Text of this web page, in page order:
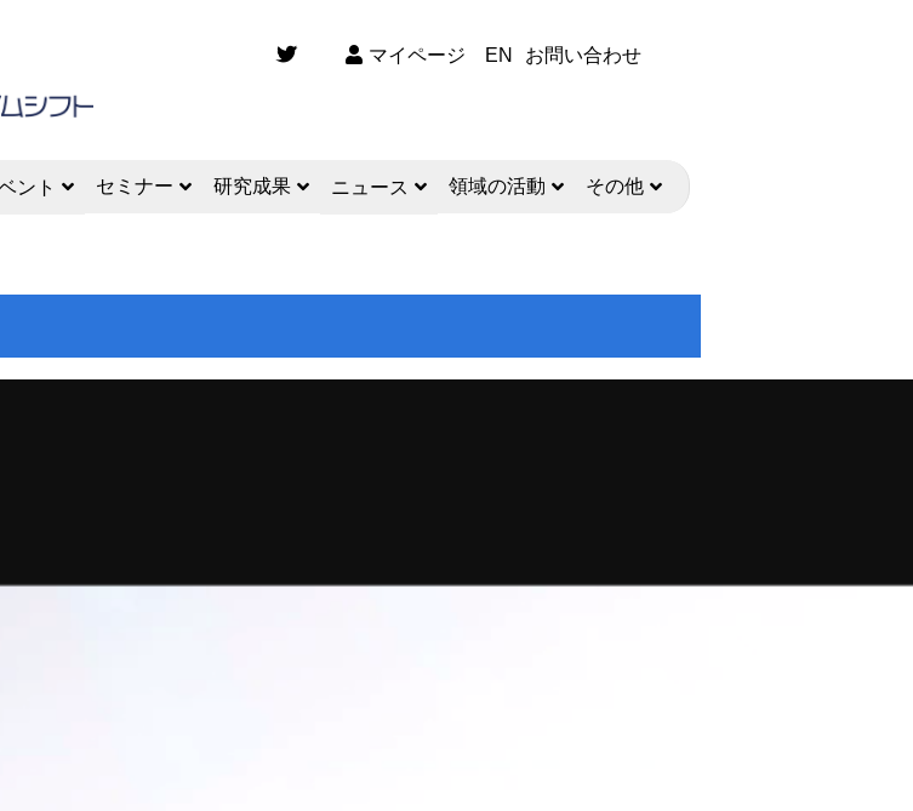
マイページ EN お問い合わせ
ント セミナー 研究成果 ニュース 領域の活動 その他